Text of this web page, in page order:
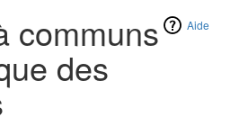
Aide
communs
des